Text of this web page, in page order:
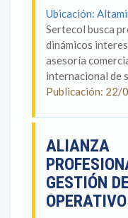
Ubicación:
Sertecol busca
dinámicos
asesoría
internacional de
Publicación:
ALIANZA
GESTIÓN